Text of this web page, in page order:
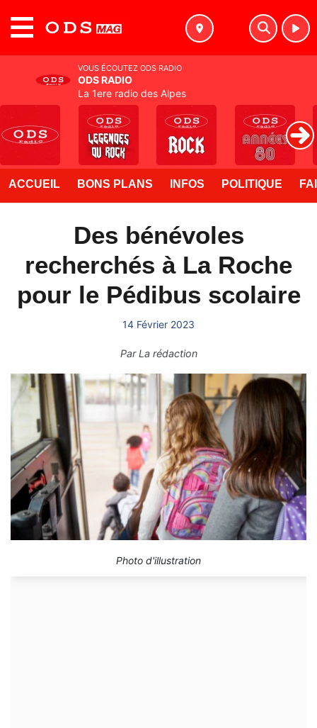
ACCUEIL BONS PLANS INFOS POLITIQUE
Des bénévoles
recherchés à La Roche
pour le Pédibus scolaire
14 Février 2023
ParLa rédaction
Photo d'illustration
VOUS ÉCOUTEZ ODS RADIO
ODS RADIO
La 1ere radio des Alpes